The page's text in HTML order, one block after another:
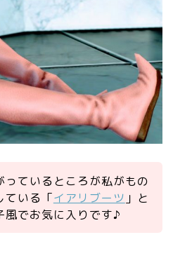
っているところが私がもの
ている「イアリブーツ 」と
風でお気に入りです♪